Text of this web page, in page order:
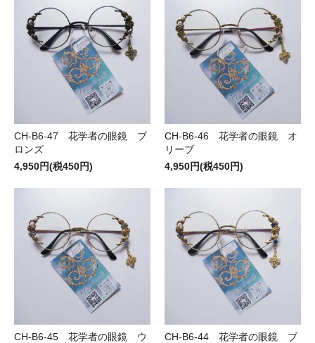
CH-B6-47 花学者の眼鏡 ブ
ロンズ
4,950円(税450円)
CH-B6-46 花学者の眼鏡 オ
リーブ
4,950円(税450円)
CH-B6-45 花学者の眼鏡 ウ
CH-B6-44 花学者の眼鏡 ブ